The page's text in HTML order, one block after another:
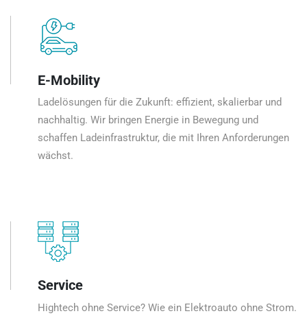
E-Mobility
Ladelösungen für die Zukunft: effizient, skalierbar und
nachhaltig. Wir bringen Energie in Bewegung und
schaffen Ladeinfrastruktur, die mit Ihren Anforderungen
wächst.
Service
Hightech ohne Service? Wie ein Elektroauto ohne Strom.